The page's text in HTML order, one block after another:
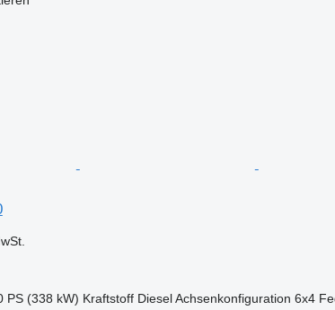
PS (338 kW) Kraftstoff Diesel Achsenkonfiguration 6x4